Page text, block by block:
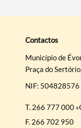
Contactos
Município de
Praça do
NIF: 504828576
T. 266 777 000
F. 266 702 950